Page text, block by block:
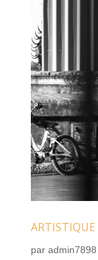
ARTISTIQUE
par admin7898